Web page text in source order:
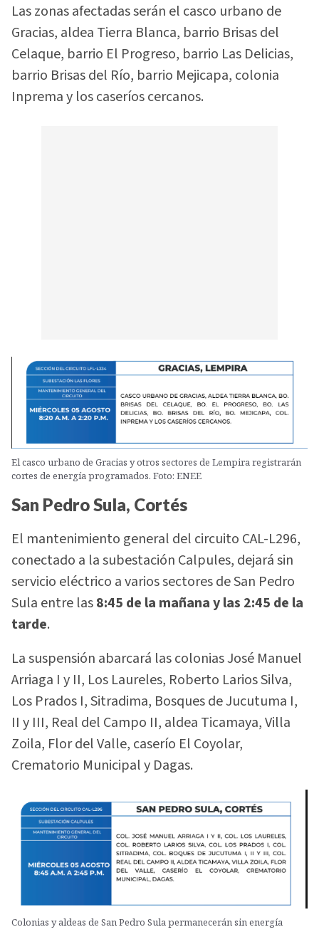
Las zonas afectadas serán el casco urbano de
Gracias, aldea Tierra Blanca, barrio Brisas del
Celaque, barrio El Progreso, barrio Las Delicias,
barrio Brisas del Río, barrio Mejicapa, colonia
Inprema y los caseríos cercanos.
El casco urbano de Gracias y otros sectores de Lempira registrarán
cortes de energía programados. Foto: ENEE
San Pedro Sula, Cortés
El mantenimiento general del circuito CAL-L296,
conectado a la subestación Calpules, dejará sin
servicio eléctrico a varios sectores de San Pedro
Sula entre las8:45 de la mañana y las 2:45 de la
tarde.
La suspensión abarcará las colonias José Manuel
Arriaga I y II, Los Laureles, Roberto Larios Silva,
Los Prados I, Sitradima, Bosques de Jucutuma I,
II y III, Real del Campo II, aldea Ticamaya, Villa
Zoila, Flor del Valle, caserío El Coyolar,
Crematorio Municipal y Dagas.
Colonias y aldeas de San Pedro Sula permanecerán sin energía